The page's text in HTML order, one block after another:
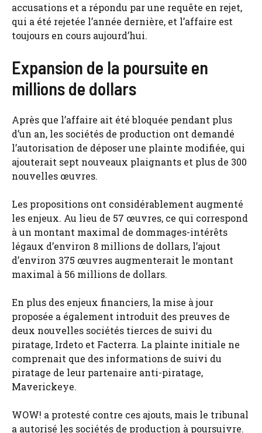
accusations et a répondu par une requête en rejet,
qui a été rejetée l’année dernière, et l’affaire est
toujours en cours aujourd’hui.
Expansion de la poursuite en
millions de dollars
Après que l’affaire ait été bloquée pendant plus
d’un an, les sociétés de production ont demandé
l’autorisation de déposer une plainte modifiée, qui
ajouterait sept nouveaux plaignants et plus de 300
nouvelles œuvres.
Les propositions ont considérablement augmenté
les enjeux. Au lieu de 57 œuvres, ce qui correspond
à un montant maximal de dommages-intérêts
légaux d’environ 8 millions de dollars, l’ajout
d’environ 375 œuvres augmenterait le montant
maximal à 56 millions de dollars.
En plus des enjeux financiers, la mise à jour
proposée a également introduit des preuves de
deux nouvelles sociétés tierces de suivi du
piratage, Irdeto et Facterra. La plainte initiale ne
comprenait que des informations de suivi du
piratage de leur partenaire anti-piratage,
Maverickeye.
WOW! a protesté contre ces ajouts, mais le tribunal
a autorisé les sociétés de production à poursuivre.